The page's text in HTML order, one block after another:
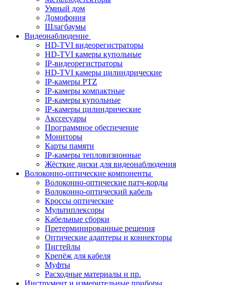
Умный дом
Домофония
Шлагбаумы
Видеонаблюдение
HD-TVI видеорегистраторы
HD-TVI камеры купольные
IP-видеорегистраторы
HD-TVI камеры цилиндрические
IP-камеры PTZ
IP-камеры компактные
IP-камеры купольные
IP-камеры цилиндрические
Акссесуары
Программное обеспечение
Мониторы
Карты памяти
IP-камеры тепловизионные
Жёсткие диски для видеонаблюдения
Волоконно-оптические компоненты
Волоконно-оптические патч-корды
Волоконно-оптический кабель
Кроссы оптические
Мультиплексоры
Кабельные сборки
Претерминированные решения
Оптические адаптеры и коннекторы
Пигтейлы
Крепёж для кабеля
Муфты
Расходные материалы и пр.
Инструмент и измерительные приборы